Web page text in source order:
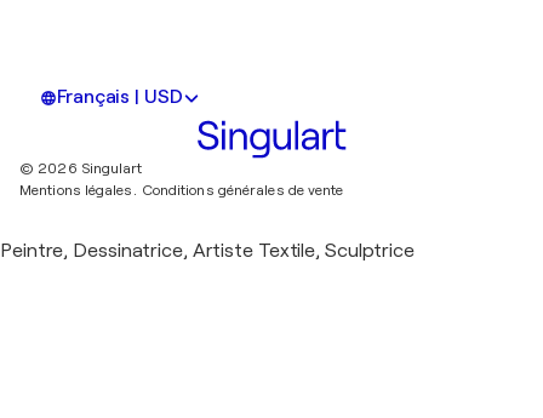
Français | USD
© 2026 Singulart
Mentions légales. Conditions générales de vente
Peintre, Dessinatrice, Artiste Textile, Sculptrice